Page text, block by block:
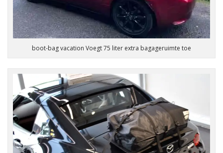
boot-bag vacation Voegt 75 liter extra bagageruimte toe